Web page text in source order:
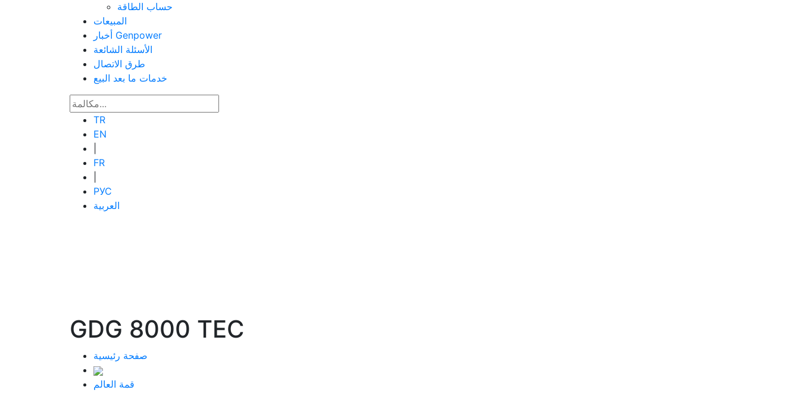
حساب الطاقة
المبيعات
أخبار Genpower
الأسئلة الشائعة
طرق الاتصال
خدمات ما بعد البيع
TR
EN
FR
РУС
العربية
GDG 8000 TEC
صفحة رئيسية
قمة العالم